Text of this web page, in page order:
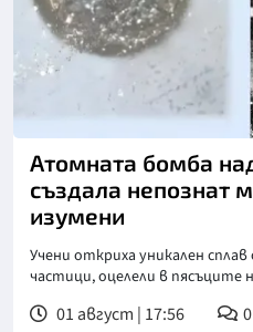
Атомната бомба
създала непознат
изумени
Учени откриха уникален
частици, оцелели в пясъците
01 август | 17:56 0